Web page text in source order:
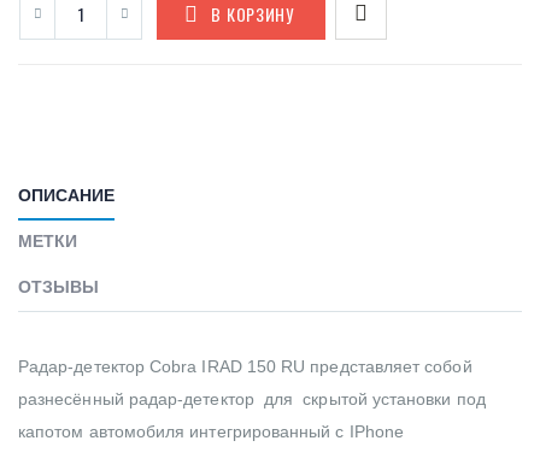
В КОРЗИНУ
ОПИСАНИЕ
МЕТКИ
ОТЗЫВЫ
Радар-детектор Cobra IRAD 150 RU представляет собой
разнесённый радар-детектор для скрытой установки под
капотом автомобиля интегрированный с IPhone